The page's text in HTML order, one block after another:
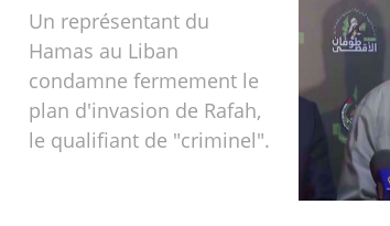
Un représentant du
Hamas au Liban
condamne fermement le
plan d'invasion de Rafah,
le qualifiant de "criminel".